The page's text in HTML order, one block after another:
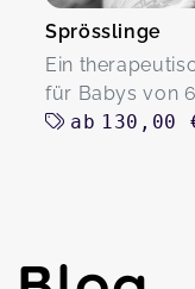
Sprösslinge
Ein
für Babys von
ab 130,00